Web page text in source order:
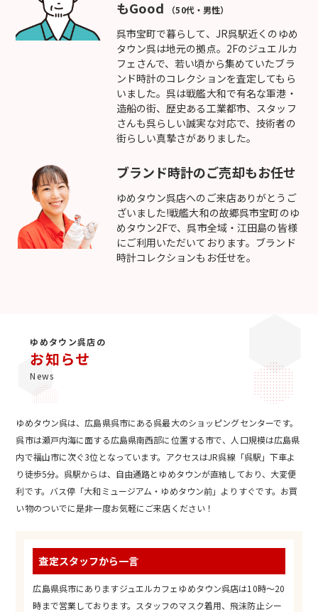
もGood （50代・男性）
呉市宝町で暮らして、JR呉駅近くのゆめ
タウン呉は地元の拠点。2Fのジュエルカ
フェさんで、若い頃から集めていたブラ
ンド時計のコレクションを査定してもら
いました。呉は戦艦大和で有名な軍港・
造船の街、歴史ある工業都市、スタッフ
さんも呉らしい誠実な対応で、技術者の
街らしい真摯さがありました。
ブランド時計のご売却もお任せ
ゆめタウン呉店へのご来店ありがとうご
ざいました!戦艦大和の故郷呉市宝町のゆ
めタウン2Fで、呉市全域・江田島の皆様
にご利用いただいております。ブランド
時計コレクションもお任せを。
ゆめタウン呉店の
お知らせ
News
ゆめタウン呉は、広島県呉市にある呉最大のショッピングセンターです。
呉市は瀬戸内海に面する広島県南西部に位置する市で、人口規模は広島県
内で福山市に次ぐ3位となっています。アクセスはJR呉線「呉駅」下車よ
り徒歩5分。呉駅からは、自由通路とゆめタウンが直結しており、大変便
利です。バス停「大和ミュージアム・ゆめタウン前」よりすぐです。お買
い物のついでに是非一度お気軽にご来店ください！
査定スタッフから一言
広島県呉市にありますジュエルカフェゆめタウン呉店は10時～20
時まで営業しております。スタッフのマスク着用、飛沫防止シー